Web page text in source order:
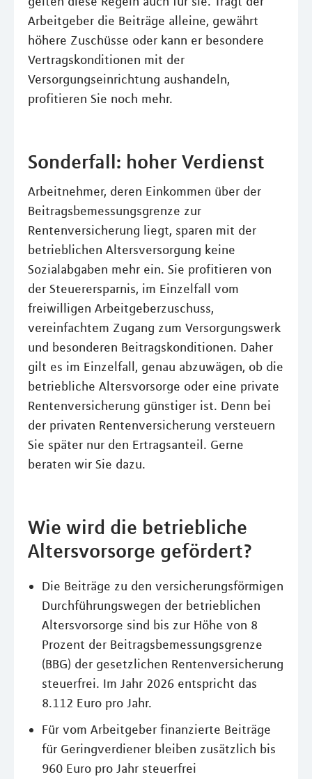
Arbeitgeber die Beiträge alleine, gewährt
höhere Zuschüsse oder kann er besondere
Vertragskonditionen mit der
Versorgungseinrichtung aushandeln,
profitieren Sie noch mehr.
Sonderfall: hoher Verdienst
Arbeitnehmer, deren Einkommen über der
Beitragsbemessungsgrenze zur
Rentenversicherung liegt, sparen mit der
betrieblichen Altersversorgung keine
Sozialabgaben mehr ein. Sie profitieren von
der Steuerersparnis, im Einzelfall vom
freiwilligen Arbeitgeberzuschuss,
vereinfachtem Zugang zum Versorgungswerk
und besonderen Beitragskonditionen. Daher
gilt es im Einzelfall, genau abzuwägen, ob die
betriebliche Altersvorsorge oder eine private
Rentenversicherung günstiger ist. Denn bei
der privaten Rentenversicherung versteuern
Sie später nur den Ertragsanteil. Gerne
beraten wir Sie dazu.
Wie wird die betriebliche
Altersvorsorge gefördert?
Die Beiträge zu den versicherungsförmigen
Durchführungswegen der betrieblichen
Altersvorsorge sind bis zur Höhe von 8
Prozent der Beitragsbemessungsgrenze
(BBG) der gesetzlichen Rentenversicherung
steuerfrei. Im Jahr 2026 entspricht das
8.112 Euro pro Jahr.
Für vom Arbeitgeber finanzierte Beiträge
für Geringverdiener bleiben zusätzlich bis
960 Euro pro Jahr steuerfrei